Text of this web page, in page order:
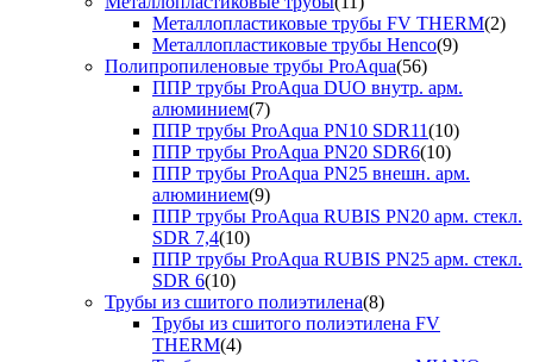
Металлопластиковые трубы FV THERM(2)
Металлопластиковые трубы Henco(9)
Полипропиленовые трубы ProAqua(56)
ППР трубы ProAqua DUO внутр. арм.
алюминием(7)
ППР трубы ProAqua PN10 SDR11(10)
ППР трубы ProAqua PN20 SDR6(10)
ППР трубы ProAqua PN25 внешн. арм.
алюминием(9)
ППР трубы ProAqua RUBIS PN20 арм. стекл.
SDR 7,4(10)
ППР трубы ProAqua RUBIS PN25 арм. стекл.
SDR 6(10)
Трубы из сшитого полиэтилена(8)
Трубы из сшитого полиэтилена FV
THERM(4)